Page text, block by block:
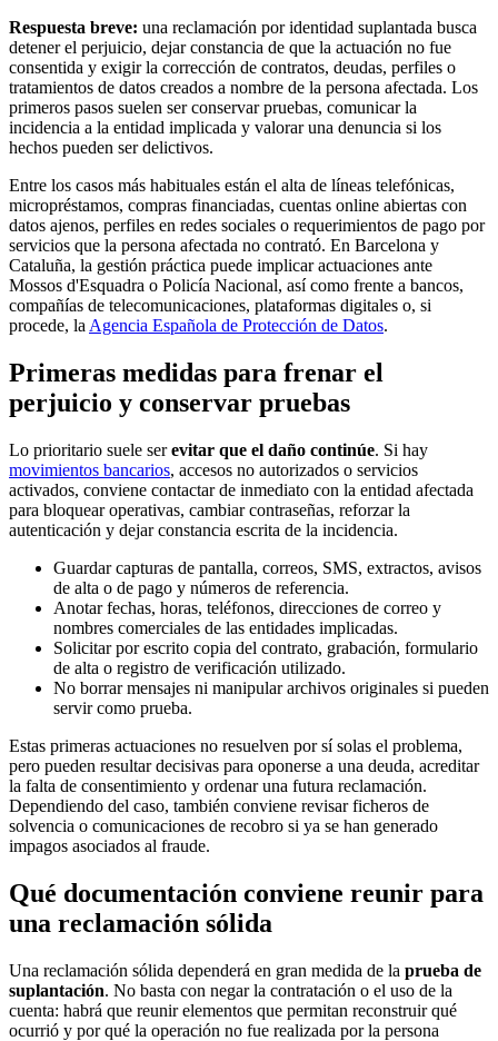
Respuesta breve: una reclamación por identidad suplantada busca
detener el perjuicio, dejar constancia de que la actuación no fue
consentida y exigir la corrección de contratos, deudas, perfiles o
tratamientos de datos creados a nombre de la persona afectada. Los
primeros pasos suelen ser conservar pruebas, comunicar la
incidencia a la entidad implicada y valorar una denuncia si los
hechos pueden ser delictivos.
Entre los casos más habituales están el alta de líneas telefónicas,
micropréstamos, compras financiadas, cuentas online abiertas con
datos ajenos, perfiles en redes sociales o requerimientos de pago por
servicios que la persona afectada no contrató. En Barcelona y
Cataluña, la gestión práctica puede implicar actuaciones ante
Mossos d'Esquadra o Policía Nacional, así como frente a bancos,
compañías de telecomunicaciones, plataformas digitales o, si
procede, la Agencia Española de Protección de Datos.
Primeras medidas para frenar el
perjuicio y conservar pruebas
Lo prioritario suele serevitar que el daño continúe. Si hay
movimientos bancarios, accesos no autorizados o servicios
activados, conviene contactar de inmediato con la entidad afectada
para bloquear operativas, cambiar contraseñas, reforzar la
autenticación y dejar constancia escrita de la incidencia.
Guardar capturas de pantalla, correos, SMS, extractos, avisos
de alta o de pago y números de referencia.
Anotar fechas, horas, teléfonos, direcciones de correo y
nombres comerciales de las entidades implicadas.
Solicitar por escrito copia del contrato, grabación, formulario
de alta o registro de verificación utilizado.
No borrar mensajes ni manipular archivos originales si pueden
servir como prueba.
Estas primeras actuaciones no resuelven por sí solas el problema,
pero pueden resultar decisivas para oponerse a una deuda, acreditar
la falta de consentimiento y ordenar una futura reclamación.
Dependiendo del caso, también conviene revisar ficheros de
solvencia o comunicaciones de recobro si ya se han generado
impagos asociados al fraude.
Qué documentación conviene reunir para
una reclamación sólida
Una reclamación sólida dependerá en gran medida de la prueba de
suplantación. No basta con negar la contratación o el uso de la
cuenta: habrá que reunir elementos que permitan reconstruir qué
ocurrió y por qué la operación no fue realizada por la persona